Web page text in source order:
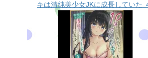
キは清純美少女JKに成長していた